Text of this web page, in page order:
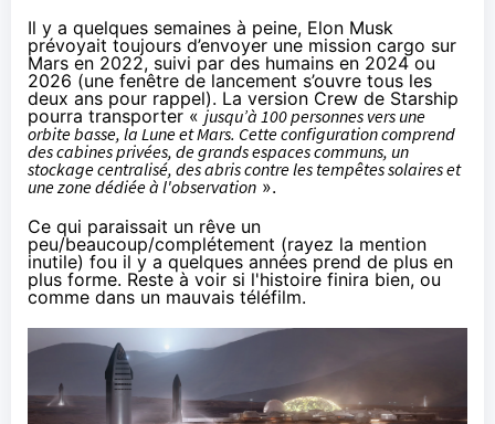
Il y a quelques semaines à peine, Elon Musk
prévoyait toujours d’envoyer une mission cargo sur
Mars en 2022, suivi par des humains en 2024 ou
2026 (une fenêtre de lancement s’ouvre tous les
deux ans pour rappel). La version Crew de Starship
pourra transporter « jusqu’à 100 personnes vers une
orbite basse, la Lune et Mars. Cette configuration comprend
des cabines privées, de grands espaces communs, un
stockage centralisé, des abris contre les tempêtes solaires et
une zone dédiée à l'observation ».
Ce qui paraissait un rêve un
peu/beaucoup/complétement (rayez la mention
inutile) fou il y a quelques années prend de plus en
plus forme. Reste à voir si l'histoire finira bien, ou
comme dans un mauvais téléfilm.